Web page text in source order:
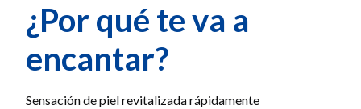
¿Por qué te va a
encantar?
Sensación de piel revitalizada rápidamente